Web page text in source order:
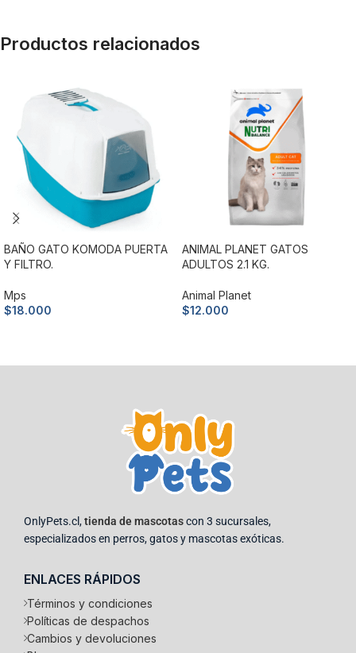
Productos relacionados
BAÑO GATO KOMODA PUERTA
Y FILTRO.
Mps
$18.000
ANIMAL PLANET GATOS
ADULTOS 2.1 KG.
Animal Planet
$12.000
OnlyPets.cl,tienda de mascotascon 3 sucursales,
especializados en perros, gatos y mascotas exóticas.
ENLACES RÁPIDOS
Términos y condiciones
Políticas de despachos
Cambios y devoluciones